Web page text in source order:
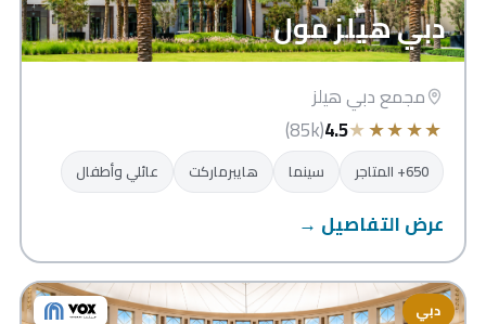
دبي هيلز مول
مجمع دبي هيلز
★
★
★
★
★
4.5
(85k)
650+ المتاجر سينما هايبرماركت عائلي وأطفال
عرض التفاصيل →
دبي